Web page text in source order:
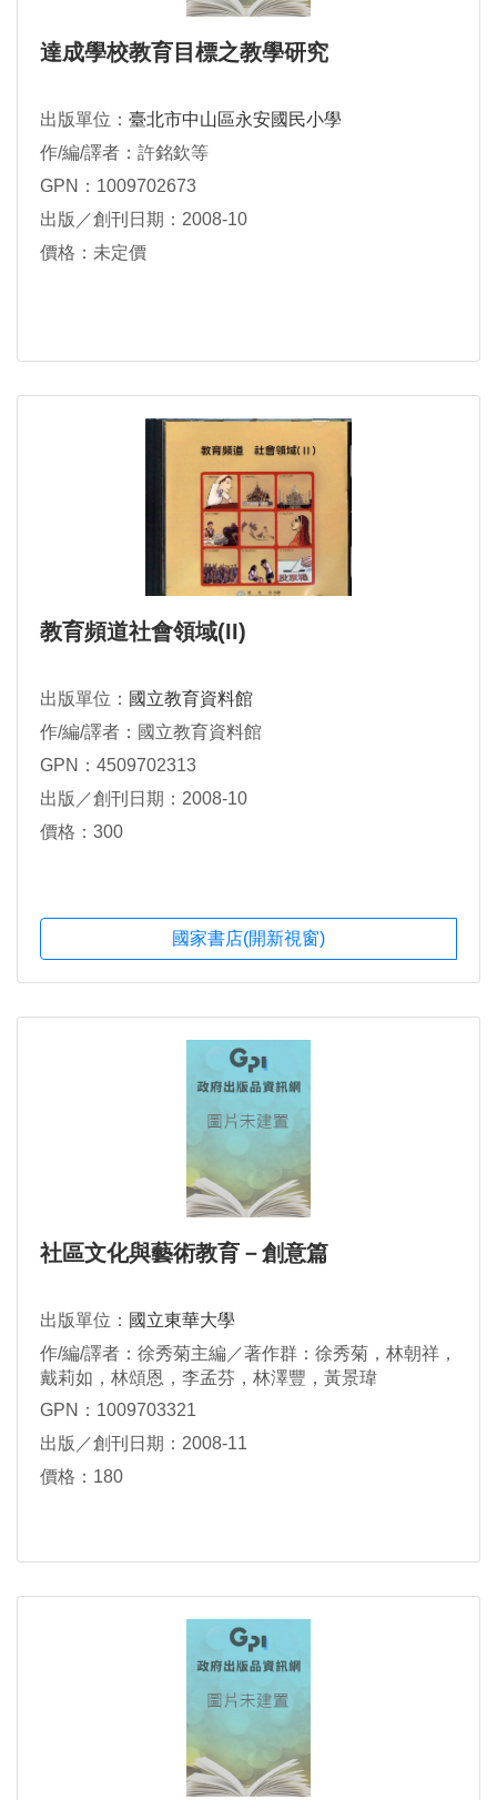
達成學校教育目標之教學研究
出版單位： 臺北市中山區永安國民小學
作/編/譯者：許銘欽等
GPN：1009702673
出版／創刊日期：2008-10
價格：未定價
教育頻道社會領域(II)
出版單位： 國立教育資料館
作/編/譯者：國立教育資料館
GPN：4509702313
出版／創刊日期：2008-10
價格：300
國家書店(開新視窗)
社區文化與藝術教育－創意篇
出版單位： 國立東華大學
作/編/譯者：徐秀菊主編／著作群：徐秀菊，林朝祥，
戴莉如，林頌恩，李孟芬，林澤豐，黃景瑋
GPN：1009703321
出版／創刊日期：2008-11
價格：180